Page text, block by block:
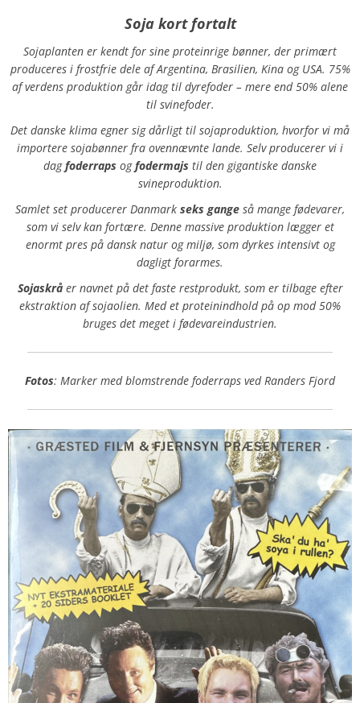
Soja kort fortalt
Sojaplanten er kendt for sine proteinrige bønner, der primært
produceres i frostfrie dele af Argentina, Brasilien, Kina og USA. 75%
af verdens produktion går idag til dyrefoder – mere end 50% alene
til svinefoder.
Det danske klima egner sig dårligt til sojaproduktion, hvorfor vi må
importere sojabønner fra ovennævnte lande. Selv producerer vi i
dagfoderraps ogfodermajs til den gigantiske danske
svineproduktion.
Samlet set producerer Danmark seks gange så mange fødevarer,
som vi selv kan fortære. Denne massive produktion lægger et
enormt pres på dansk natur og miljø, som dyrkes intensivt og
dagligt forarmes.
Sojaskråer navnet på det faste restprodukt, som er tilbage efter
ekstraktion af sojaolien. Med et proteinindhold på op mod 50%
bruges det meget i fødevareindustrien.
Fotos: Marker med blomstrende foderraps ved Randers Fjord